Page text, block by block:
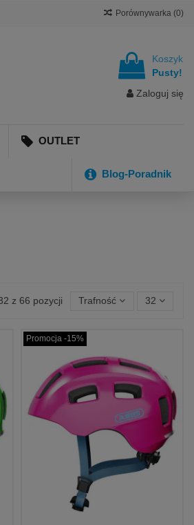
Porównywarka (0)
Koszyk
Pusty!
Zaloguj się
OUTLET
Blog-Poradnik
z 66 pozycji Trafność 32
Promocja -15%